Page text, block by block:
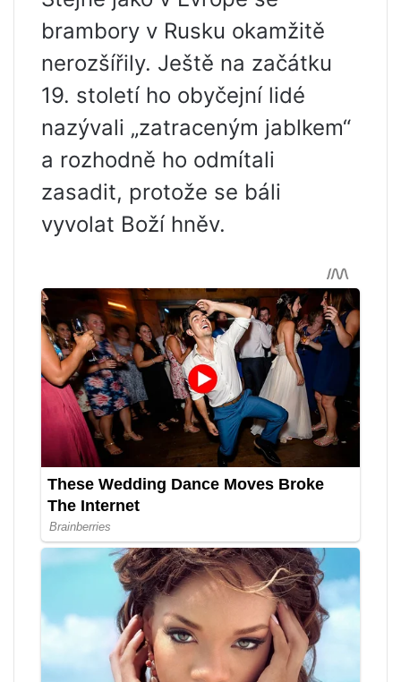
brambory v Rusku okamžitě
nerozšířily. Ještě na začátku
19. století ho obyčejní lidé
nazývali „zatraceným jablkem“
a rozhodně ho odmítali
zasadit, protože se báli
vyvolat Boží hněv.